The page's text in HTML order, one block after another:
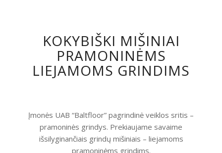
KOKYBIŠKI MIŠINIAI
PRAMONINĖMS
LIEJAMOMS GRINDIMS
Įmonės UAB “Baltfloor” pagrindinė veiklos sritis –
pramoninės grindys. Prekiaujame savaime
išsilyginančiais grindų mišiniais – liejamoms
pramoninėms grindims.